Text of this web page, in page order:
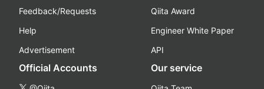
Feedback/Requests
Help
Advertisement
Qiita Award
Engineer White Paper
API
Official Accounts Our service